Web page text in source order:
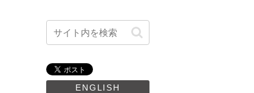
ENGLISH